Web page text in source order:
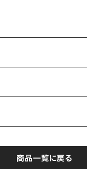
商品一覧に戻る